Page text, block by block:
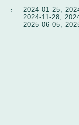
：
2024-01-25,
2024-11-28,
2025-06-05,